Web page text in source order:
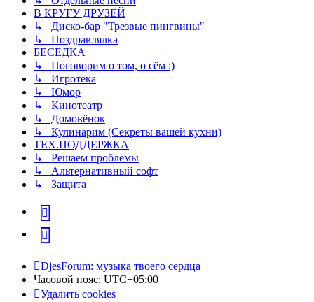
В КРУГУ ДРУЗЕЙ
↳ Диско-бар "Трезвые пингвины"
↳ Поздравлялка
БЕСЕДКА
↳ Поговорим о том, о сём :)
↳ Игротека
↳ Юмор
↳ Кинотеатр
↳ Домовёнок
↳ Кулинарим (Секреты вашей кухни)
ТЕХ.ПОДДЕРЖКА
↳ Решаем проблемы
↳ Альтернативный софт
↳ Защита
vk
Telegram
DjesForum: музыка твоего сердца
Часовой пояс: UTC+05:00
Удалить cookies